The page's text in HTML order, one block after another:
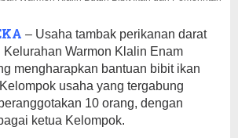
– Usaha tambak perikanan darat
Warmon Klalin Enam
mengharapkan bantuan bibit ikan
usaha yang tergabung
10 orang, dengan
ketua Kelompok.